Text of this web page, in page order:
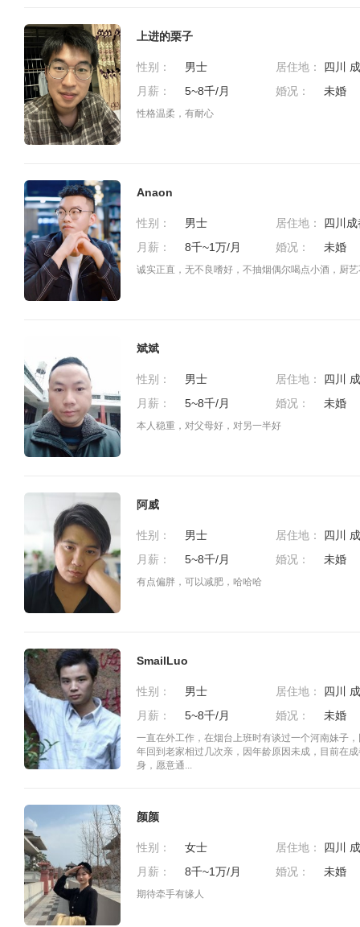
上进的栗子
性别： 男士 居住地：
四川
月薪：
5~8千/月 婚况： 未婚
性格温柔，有耐心
Anaon
性别： 男士
居住地：
月薪：
8千~1万/月 婚况： 未婚
诚实正直，无不良嗜好，不抽烟偶尔喝点小酒，厨
斌斌
性别： 男士
居住地：
月薪：
5~8千/月 婚况： 未婚
本人稳重，对父母好，对另一半好
阿威
性别： 男士
居住地：
月薪：
5~8千/月 婚况： 未婚
有点偏胖，可以减肥，哈哈哈
SmailLuo
性别： 男士 居住地：
四川
月薪：
5~8千/月 婚况： 未婚
一直在外工作，在烟台上班时有谈过一个河南妹子
年回到老家相过几次亲，因年龄原因未成，目前在
身，愿意通...
颜颜
性别： 女士
居住地：
月薪：
8千~1万/月 婚况： 未婚
期待牵手有缘人